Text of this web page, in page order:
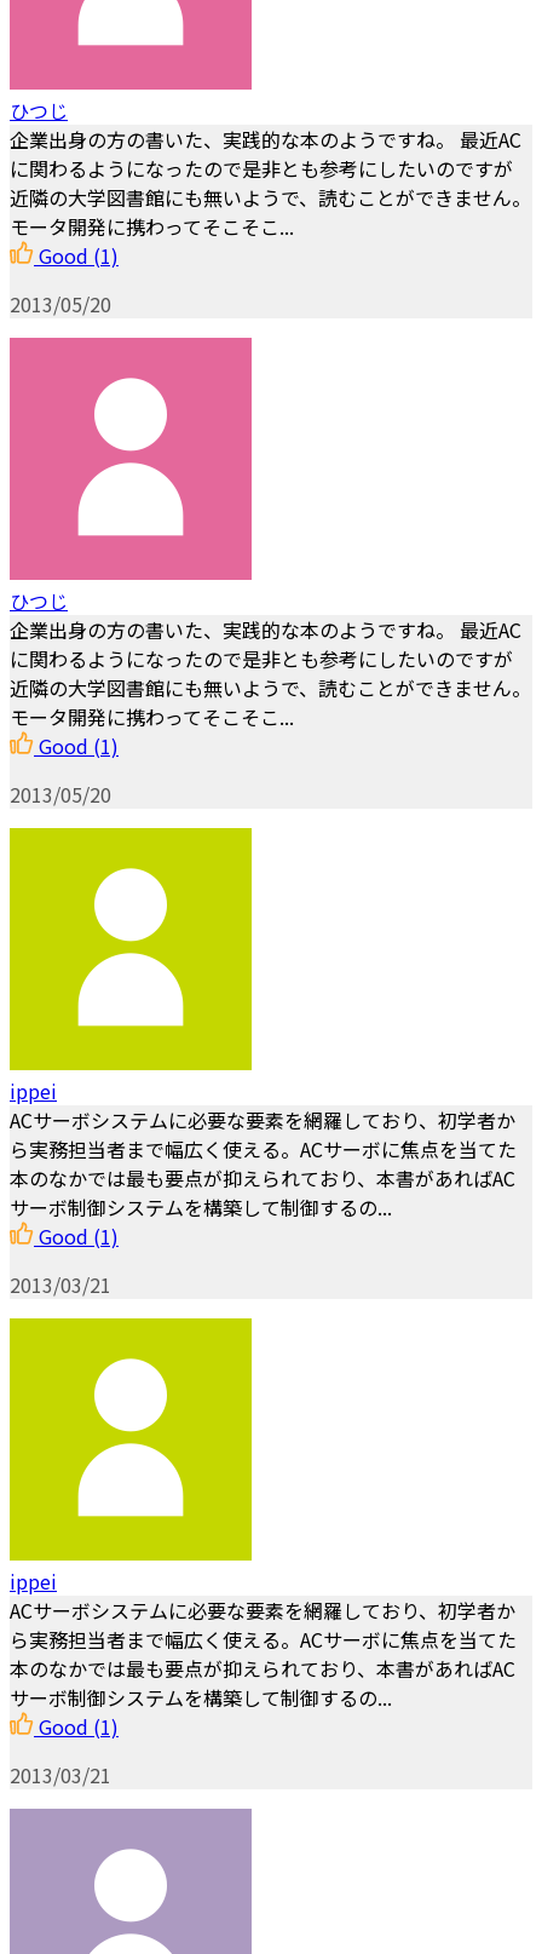
ひつじ
企業出身の方の書いた、実践的な本のようですね。 最近AC
に関わるようになったので是非とも参考にしたいのですが
近隣の大学図書館にも無いようで、読むことができません。
モータ開発に携わってそこそこ...
Good (1)
2013/05/20
ひつじ
企業出身の方の書いた、実践的な本のようですね。 最近AC
に関わるようになったので是非とも参考にしたいのですが
近隣の大学図書館にも無いようで、読むことができません。
モータ開発に携わってそこそこ...
Good (1)
2013/05/20
ippei
ACサーボシステムに必要な要素を網羅しており、初学者か
ら実務担当者まで幅広く使える。ACサーボに焦点を当てた
本のなかでは最も要点が抑えられており、本書があればAC
サーボ制御システムを構築して制御するの...
Good (1)
2013/03/21
ippei
ACサーボシステムに必要な要素を網羅しており、初学者か
ら実務担当者まで幅広く使える。ACサーボに焦点を当てた
本のなかでは最も要点が抑えられており、本書があればAC
サーボ制御システムを構築して制御するの...
Good (1)
2013/03/21